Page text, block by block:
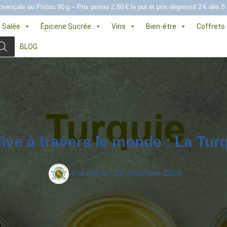
au Pistou 90 g – Prix promo 2,50 € le pot et prix dégressif 2 € dès 5
Salée Épicerie Sucrée Vins Bien-être Coffrets
BLOG
à travers le monde : La
ParAlexis / 23 novembre 2024